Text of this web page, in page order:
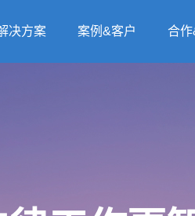
决方案 案例&客户 合